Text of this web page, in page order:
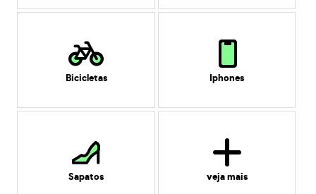
Bicicletas Iphones
Sapatos veja mais